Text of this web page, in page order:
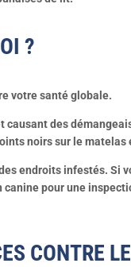
?
votre santé globale.
causant des
noirs sur le matelas
endroits infestés. Si
pour une
CONTRE